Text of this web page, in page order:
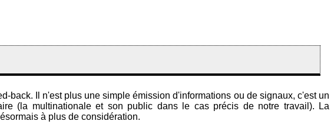
back. Il n'est plus une simple émission d'informations ou de signaux, c'est un
(la multinationale et son public dans le cas précis de notre travail). La
à plus de considération.